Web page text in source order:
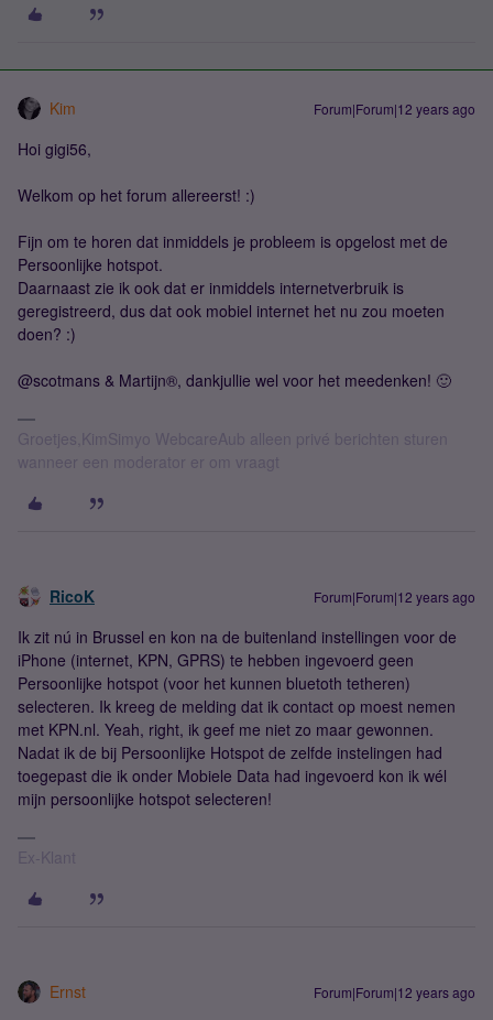
Kim Forum|Forum|12 years ago
Hoi gigi56,
Welkom op het forum allereerst! :)
Fijn om te horen dat inmiddels je probleem is opgelost met de
Persoonlijke hotspot.
Daarnaast zie ik ook dat er inmiddels internetverbruik is
geregistreerd, dus dat ook mobiel internet het nu zou moeten
doen? :)
@scotmans & Martijn®, dankjullie wel voor het meedenken! 🙂
Groetjes,KimSimyo WebcareAub alleen privé berichten sturen
wanneer een moderator er om vraagt
RicoK Forum|Forum|12 years ago
Ik zit nú in Brussel en kon na de buitenland instellingen voor de
iPhone (internet, KPN, GPRS) te hebben ingevoerd geen
Persoonlijke hotspot (voor het kunnen bluetoth tetheren)
selecteren. Ik kreeg de melding dat ik contact op moest nemen
met KPN.nl. Yeah, right, ik geef me niet zo maar gewonnen.
Nadat ik de bij Persoonlijke Hotspot de zelfde instelingen had
toegepast die ik onder Mobiele Data had ingevoerd kon ik wél
mijn persoonlijke hotspot selecteren!
Ex-Klant
Ernst Forum|Forum|12 years ago